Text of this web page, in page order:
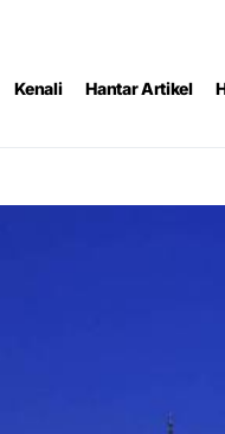
Kenali Hantar Artikel